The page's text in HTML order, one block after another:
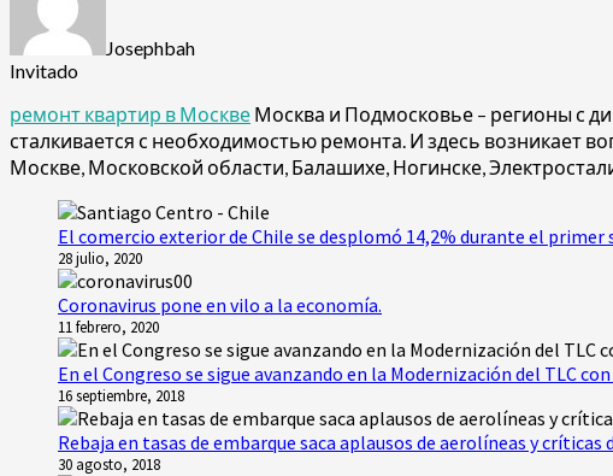
Josephbah
Invitado
ремонт квартир в Москве Москва и Подмосковье – регионы с
сталкивается с необходимостью ремонта. И здесь возникает
Москве, Московской области, Балашихе, Ногинске,
El comercio exterior de Chile se desplomó 14,2% durante el primer
28 julio, 2020
Coronavirus pone en vilo a la economía.
11 febrero, 2020
En el Congreso se sigue avanzando en la Modernización del TLC con
16 septiembre, 2018
Rebaja en tasas de embarque saca aplausos de aerolíneas y críticas
30 agosto, 2018